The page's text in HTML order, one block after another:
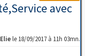
avec
Eliele 18/09/2017 à 11h 03mn.